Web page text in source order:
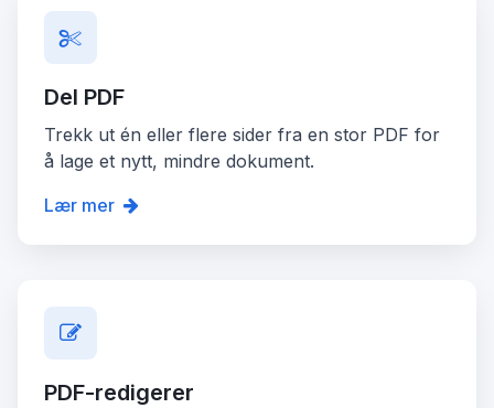
Del PDF
Trekk ut én eller flere sider fra en stor PDF for
å lage et nytt, mindre dokument.
Lær mer
PDF-redigerer